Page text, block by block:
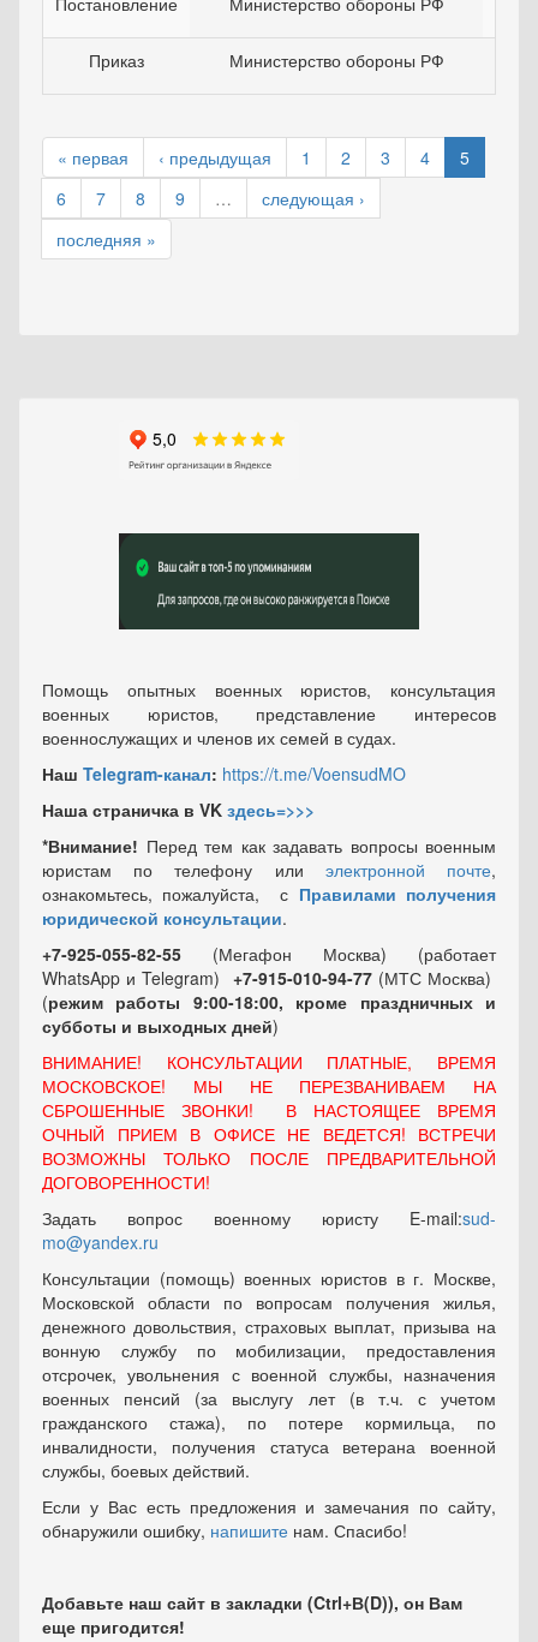
Приказ Министерство обороны РФ
« первая ‹ предыдущая 1 2 3 4
5
6
7 8 9 …
следующая ›
последняя »
Помощь опытных военных юристов, консультация
военных юристов, представление интересов
военнослужащих и членов их семей в судах.
Наш Telegram-канал: https://t.me/VoensudMO
Наша страничка в VK здесь=>>>
*Внимание! Перед тем как задавать вопросы военным
юристам по телефону или электронной почте,
ознакомьтесь, пожалуйста, с Правилами получения
юридической консультации.
+7-925-055-82-55 (Мегафон Москва) (работает
WhatsApp и Telegram) +7-915-010-94-77 (МТС Москва)
(режим работы 9:00-18:00, кроме праздничных и
субботы и выходных дней)
ВНИМАНИЕ! КОНСУЛЬТАЦИИ ПЛАТНЫЕ, ВРЕМЯ
МОСКОВСКОЕ! МЫ НЕ ПЕРЕЗВАНИВАЕМ НА
СБРОШЕННЫЕ ЗВОНКИ! В НАСТОЯЩЕЕ ВРЕМЯ
ОЧНЫЙ ПРИЕМ В ОФИСЕ НЕ ВЕДЕТСЯ! ВСТРЕЧИ
ВОЗМОЖНЫ ТОЛЬКО ПОСЛЕ ПРЕДВАРИТЕЛЬНОЙ
ДОГОВОРЕННОСТИ!
Задать вопрос военному юристу E-mail:sud-
mo@yandex.ru
Консультации (помощь) военных юристов в г. Москве,
Московской области по вопросам получения жилья,
денежного довольствия, страховых выплат, призыва на
вонную службу по мобилизации, предоставления
отсрочек, увольнения с военной службы, назначения
военных пенсий (за выслугу лет (в т.ч. с учетом
гражданского стажа), по потере кормильца, по
инвалидности, получения статуса ветерана военной
службы, боевых действий.
Если у Вас есть предложения и замечания по сайту,
обнаружили ошибку, напишите нам. Спасибо!
Добавьте наш сайт в закладки (Ctrl+В(D)), он Вам
еще пригодится!